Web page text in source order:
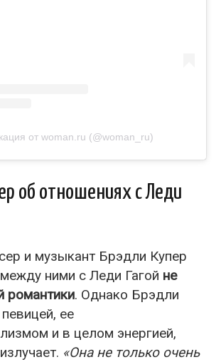
от woman.ru (@woman_ru)
об отношениях с Леди
и музыкант Брэдли Купер
ними с Леди Гагой не
романтики. Однако Брэдли
ее
и в целом энергией,
«Она не только очень